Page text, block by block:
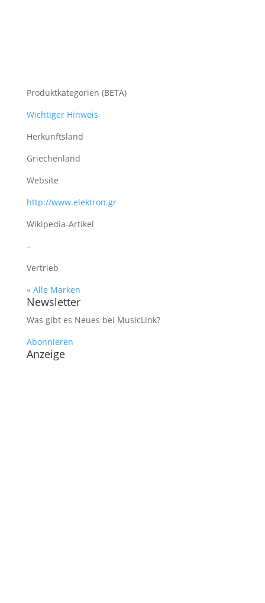
Produktkategorien (BETA)
Wichtiger Hinweis
Herkunftsland
Griechenland
Website
http://www.elektron.gr
Wikipedia-Artikel
–
Vertrieb
« Alle Marken
Newsletter
Was gibt es Neues bei MusicLink?
Abonnieren
Anzeige